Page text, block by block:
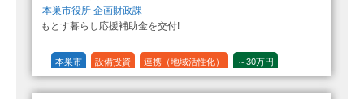
本巣市役所 企画財政課
もとす暮らし応援補助金を交付!
本巣市 設備投資 連携（地域活性化） ～30万円